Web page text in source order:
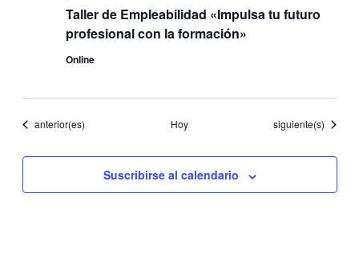
Taller de Empleabilidad «Impulsa tu futuro
profesional con la formación»
Online
Eventos
anterior(es) Hoy Eventos
siguiente(s)
Suscribirse al calendario